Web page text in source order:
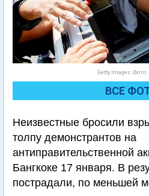
Getty Images. Фото:
ВСЕ
Неизвестные бросили
толпу демонстрантов на
антиправительственной
Бангкоке 17 января. В
пострадали, по меньшей